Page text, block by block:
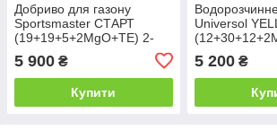
Добриво для газону
Sportsmaster СТАРТ
(19+19+5+2MgO+TE) 2-
5 900 ₴
Купити
Universol
5 200₴